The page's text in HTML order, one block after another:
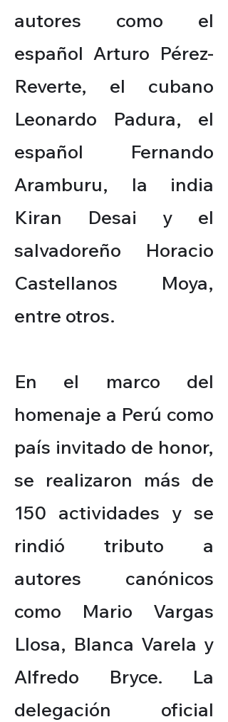
autores como el
español Arturo Pérez-
Reverte, el cubano
Leonardo Padura, el
español Fernando
Aramburu, la india
Kiran Desai y el
salvadoreño Horacio
Castellanos Moya,
entre otros.
En el marco del
homenaje a Perú como
país invitado de honor,
se realizaron más de
150 actividades y se
rindió tributo a
autores canónicos
como Mario Vargas
Llosa, Blanca Varela y
Alfredo Bryce. La
delegación oficial